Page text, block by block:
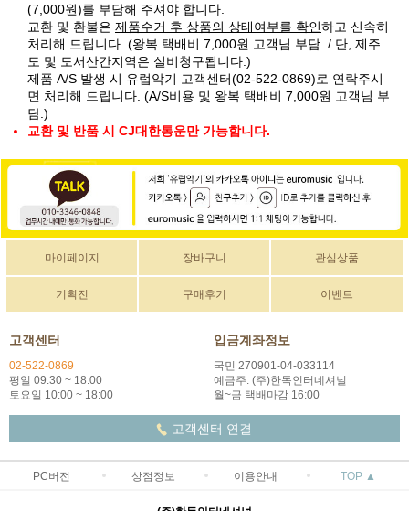
(7,000원)를 부담해 주셔야 합니다.
교환 및 환불은 제품수거 후 상품의 상태여부를 확인하고 신속히
처리해 드립니다. (왕복 택배비 7,000원 고객님 부담. / 단, 제주
도 및 도서산간지역은 실비청구됩니다.)
제품 A/S 발생 시 유럽악기 고객센터(02-522-0869)로 연락주시
면 처리해 드립니다. (A/S비용 및 왕복 택배비 7,000원 고객님 부
담.)
교환 및 반품 시 CJ대한통운만 가능합니다.
마이페이지 장바구니 관심상품
기획전 구매후기 이벤트
고객센터
02-522-0869
평일 09:30 ~ 18:00
토요일 10:00 ~ 18:00
입금계좌정보
국민 270901-04-033114
예금주: (주)한독인터네셔널
월~금 택배마감 16:00
고객센터 연결
PC버전 상점정보 이용안내 TOP ▲